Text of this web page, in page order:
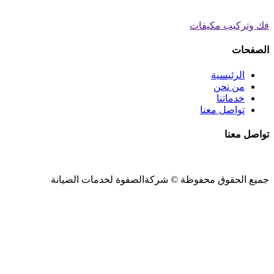
فك وتركيب مكيفات
الصفحات
الرئيسية
من نحن
خدماتنا
تواصل معنا
تواصل معنا
جميع الحقوق محفوظة © شركةالصفوة لخدمات الصيانة